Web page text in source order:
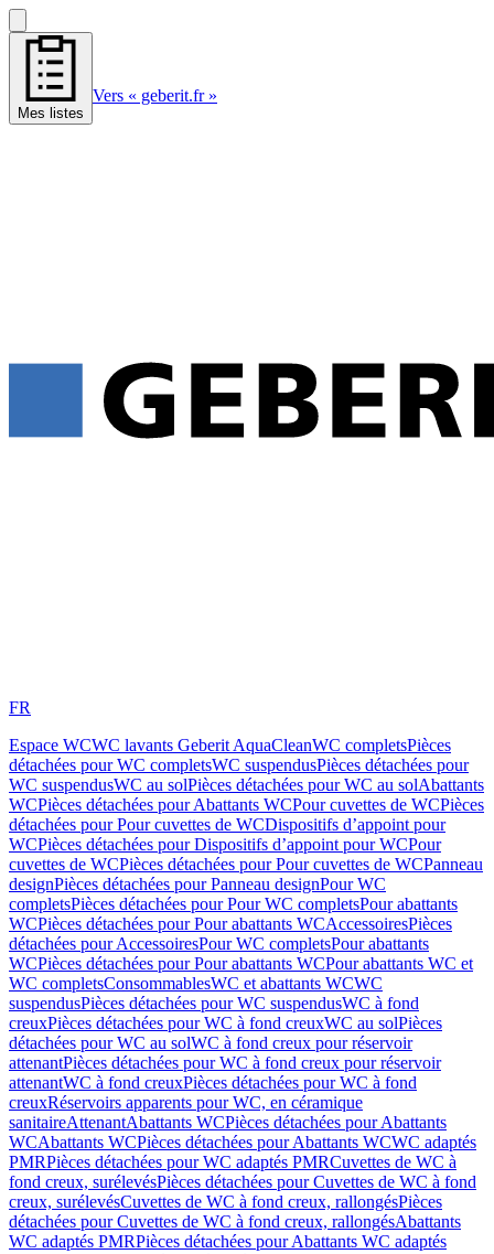
Mes listes
Vers « geberit.fr »
FR
Espace WCWC lavants Geberit AquaCleanWC completsPièces
détachées pour WC completsWC suspendusPièces détachées pour
WC suspendusWC au solPièces détachées pour WC au solAbattants
WCPièces détachées pour Abattants WCPour cuvettes de WCPièces
détachées pour Pour cuvettes de WCDispositifs d’appoint pour
WCPièces détachées pour Dispositifs d’appoint pour WCPour
cuvettes de WCPièces détachées pour Pour cuvettes de WCPanneau
designPièces détachées pour Panneau designPour WC
completsPièces détachées pour Pour WC completsPour abattants
WCPièces détachées pour Pour abattants WCAccessoiresPièces
détachées pour AccessoiresPour WC completsPour abattants
WCPièces détachées pour Pour abattants WCPour abattants WC et
WC completsConsommablesWC et abattants WCWC
suspendusPièces détachées pour WC suspendusWC à fond
creuxPièces détachées pour WC à fond creuxWC au solPièces
détachées pour WC au solWC à fond creux pour réservoir
attenantPièces détachées pour WC à fond creux pour réservoir
attenantWC à fond creuxPièces détachées pour WC à fond
creuxRéservoirs apparents pour WC, en céramique
sanitaireAttenantAbattants WCPièces détachées pour Abattants
WCAbattants WCPièces détachées pour Abattants WCWC adaptés
PMRPièces détachées pour WC adaptés PMRCuvettes de WC à
fond creux, surélevésPièces détachées pour Cuvettes de WC à fond
creux, surélevésCuvettes de WC à fond creux, rallongésPièces
détachées pour Cuvettes de WC à fond creux, rallongésAbattants
WC adaptés PMRPièces détachées pour Abattants WC adaptés